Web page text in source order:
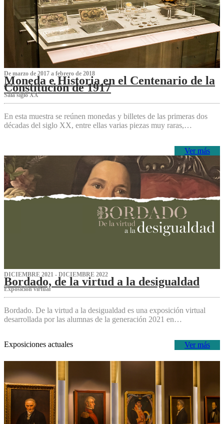
De marzo de 2017 a febrero de 2018
Moneda e Historia en el Centenario de la
Constitución de 1917
Sala siglo XX
En esta muestra se reúnen monedas y billetes de las primeras dos
décadas del siglo XX, entre ellas varias piezas muy raras,…
Ver más
DICIEMBRE 2021 - DICIEMBRE 2022
Bordado, de la virtud a la desigualdad
Exposición virtual‌
Bordado. De la virtud a la desigualdad es una exposición virtual
desarrollada por las alumnas de la generación 2021 en…
Ver más
Exposiciones actuales